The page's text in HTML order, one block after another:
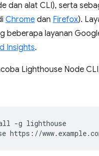
dan alat CLI), serta
Chrome dan Firefox).
beberapa layanan
Insights.
Lighthouse Node
-g lighthouse